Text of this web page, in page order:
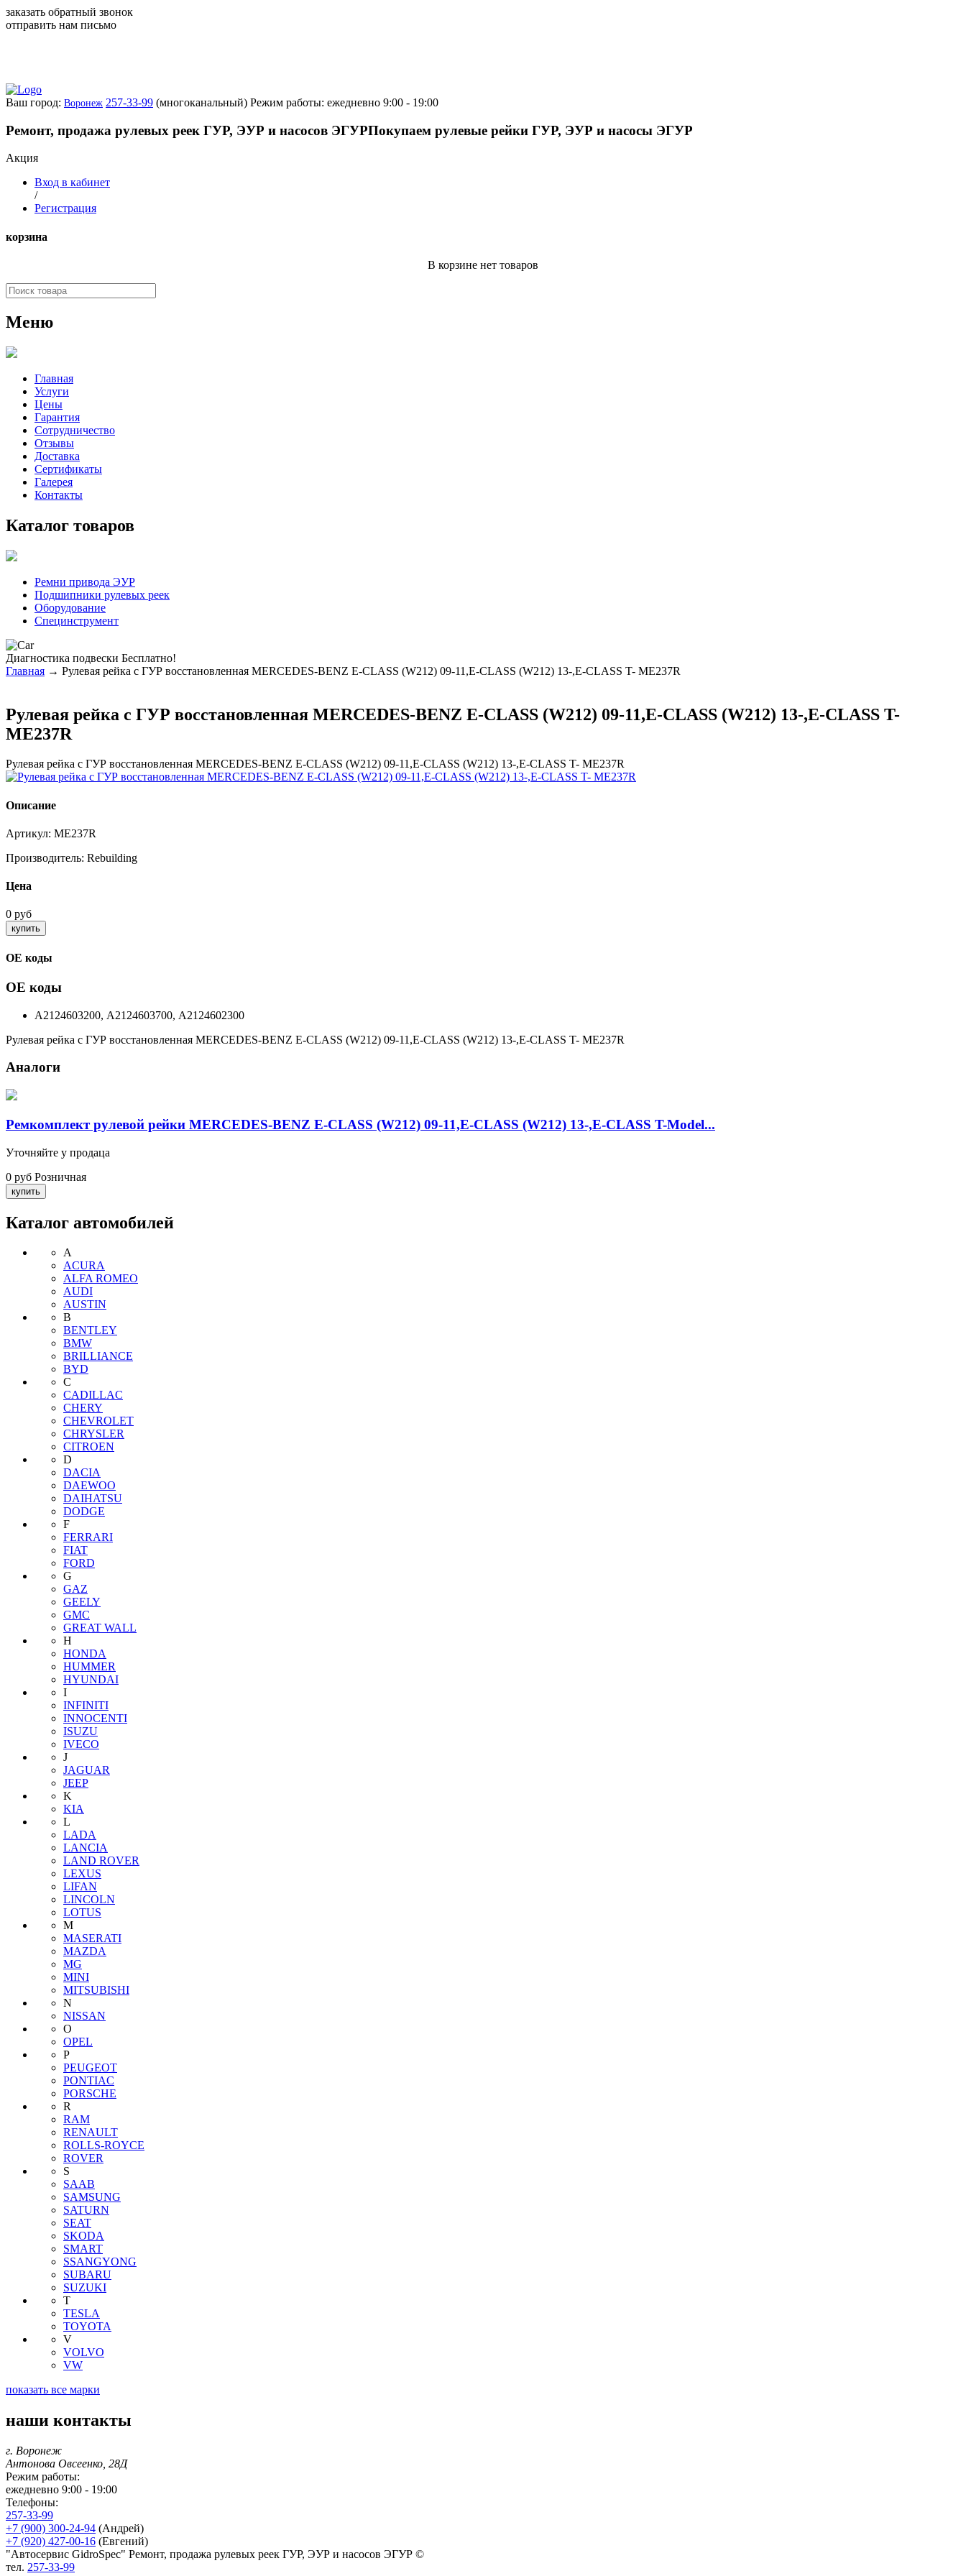
заказать обратный звонок
отправить нам письмо
Ваш город: Воронеж 257-33-99 (многоканальный) Режим работы: ежедневно 9:00 - 19:00
Ремонт, продажа рулевых реек ГУР, ЭУР и насосов ЭГУРПокупаем рулевые рейки ГУР, ЭУР и насосы ЭГУР
Акция
Вход в кабинет
/
Регистрация
корзина
В корзине нет товаров
Меню
Главная
Услуги
Цены
Гарантия
Сотрудничество
Отзывы
Доставка
Сертификаты
Галерея
Контакты
Каталог товаров
Ремни привода ЭУР
Подшипники рулевых реек
Оборудование
Специнструмент
Диагностика подвески Бесплатно!
Главная → Рулевая рейка с ГУР восстановленная MERCEDES-BENZ E-CLASS (W212) 09-11,E-CLASS (W212) 13-,E-CLASS T- ME237R
Рулевая рейка с ГУР восстановленная MERCEDES-BENZ E-CLASS (W212) 09-11,E-CLASS (W212) 13-,E-CLASS T-
ME237R
Рулевая рейка с ГУР восстановленная MERCEDES-BENZ E-CLASS (W212) 09-11,E-CLASS (W212) 13-,E-CLASS T- ME237R
Описание
Артикул: ME237R
Производитель: Rebuilding
Цена
0 руб
ОЕ коды
ОЕ коды
A2124603200, A2124603700, A2124602300
Рулевая рейка с ГУР восстановленная MERCEDES-BENZ E-CLASS (W212) 09-11,E-CLASS (W212) 13-,E-CLASS T- ME237R
Аналоги
Ремкомплект рулевой рейки MERCEDES-BENZ E-CLASS (W212) 09-11,E-CLASS (W212) 13-,E-CLASS T-Model...
Уточняйте у продаца
0 руб Розничная
Каталог автомобилей
A
ACURA
ALFA ROMEO
AUDI
AUSTIN
B
BENTLEY
BMW
BRILLIANCE
BYD
C
CADILLAC
CHERY
CHEVROLET
CHRYSLER
CITROEN
D
DACIA
DAEWOO
DAIHATSU
DODGE
F
FERRARI
FIAT
FORD
G
GAZ
GEELY
GMC
GREAT WALL
H
HONDA
HUMMER
HYUNDAI
I
INFINITI
INNOCENTI
ISUZU
IVECO
J
JAGUAR
JEEP
K
KIA
L
LADA
LANCIA
LAND ROVER
LEXUS
LIFAN
LINCOLN
LOTUS
M
MASERATI
MAZDA
MG
MINI
MITSUBISHI
N
NISSAN
O
OPEL
P
PEUGEOT
PONTIAC
PORSCHE
R
RAM
RENAULT
ROLLS-ROYCE
ROVER
S
SAAB
SAMSUNG
SATURN
SEAT
SKODA
SMART
SSANGYONG
SUBARU
SUZUKI
T
TESLA
TOYOTA
V
VOLVO
VW
показать все марки
наши контакты
г. Воронеж
Антонова Овсеенко, 28Д
Режим работы:
ежедневно 9:00 - 19:00
Телефоны:
257-33-99
+7 (900) 300-24-94 (Андрей)
+7 (920) 427-00-16 (Евгений)
"Автосервис GidroSpec" Ремонт, продажа рулевых реек ГУР, ЭУР и насосов ЭГУР ©
тел. 257-33-99